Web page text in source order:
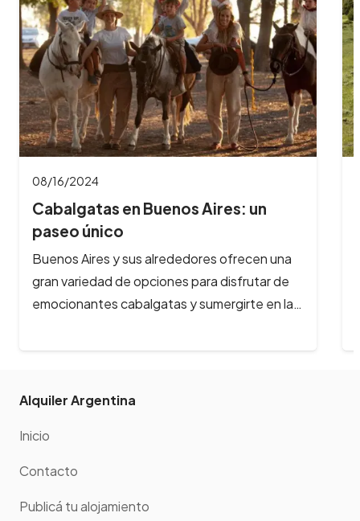
una
de
en la…
Cabalgatas en Bariloche:
a caballo…
¿Te imaginas galopar por paisajes de
rodeado de montañas nevadas, lagos
cristalinos y bosques milenarios? En
Alquiler Argentina
Inicio
Contacto
Publicá tu alojamiento